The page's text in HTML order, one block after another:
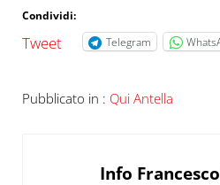
Condividi:
Tweet Telegram
Pubblicato in : Qui Antella
Info